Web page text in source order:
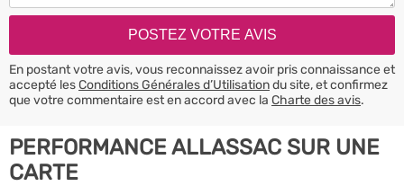
En postant votre avis, vous reconnaissez avoir pris connaissance et
accepté lesConditions Générales d’Utilisationdu site, et confirmez
que votre commentaire est en accord avec la Charte des avis.
PERFORMANCE ALLASSAC SUR UNE
CARTE